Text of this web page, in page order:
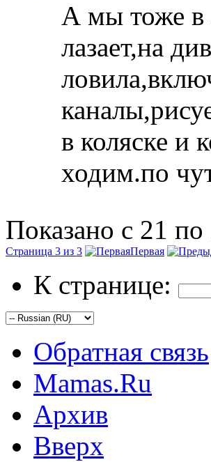
А мы тоже в
лазает,на
в коляске
ходим.по
Показано с 21 по
Страница 3 из 3 Первая
К странице:
Обратная связь
Mamas.Ru
Архив
Вверх